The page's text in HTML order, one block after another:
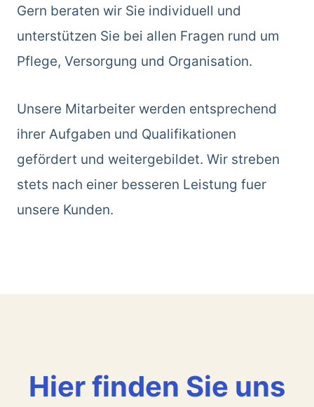
Gern beraten wir Sie individuell und
unterstützen Sie bei allen Fragen rund um
Pflege, Versorgung und Organisation.
Unsere Mitarbeiter werden entsprechend
ihrer Aufgaben und Qualifikationen
gefördert und weitergebildet. Wir streben
stets nach einer besseren Leistung fuer
unsere Kunden.
Hier finden Sie uns